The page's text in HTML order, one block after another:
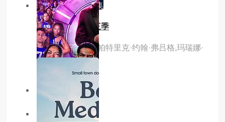
10.0分 更新至09集
芝加哥警署第十三季
主演：杰森·贝盖,帕特里克·约翰·弗吕格,玛瑞娜·
斯奎尔西亚提
5.0分 更新至09集